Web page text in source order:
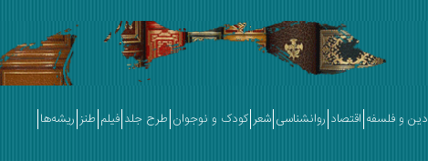
دین و فلسفه اقتصاد روانشناسی شعر کودک و نوجوان طرح جلد فیلم طنز ریشه‌ها